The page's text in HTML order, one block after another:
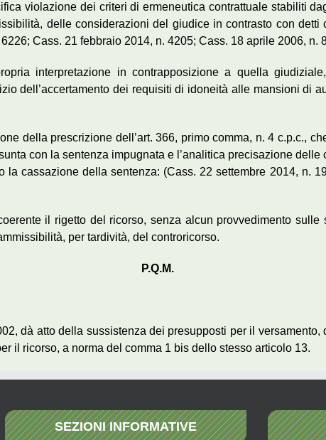
violazione dei criteri di ermeneutica contrattuale stabiliti
delle considerazioni del giudice in contrasto con detti
Cass. 21 febbraio 2014, n. 4205; Cass. 18 aprile 2006, n.
interpretazione in contrapposizione a quella
dell’accertamento dei requisiti di idoneità alle mansioni di
della prescrizione dell’art. 366, primo comma, n. 4 c.p.c.,
con la sentenza impugnata e l’analitica precisazione
la cassazione della sentenza: (Cass. 22 settembre 2014, n.
il rigetto del ricorso, senza alcun provvedimento
per tardività, del controricorso.
P.Q.M.
dà atto della sussistenza dei presupposti per il
il ricorso, a norma del comma 1 bis dello stesso articolo 13.
SEZIONI INFORMATIVE